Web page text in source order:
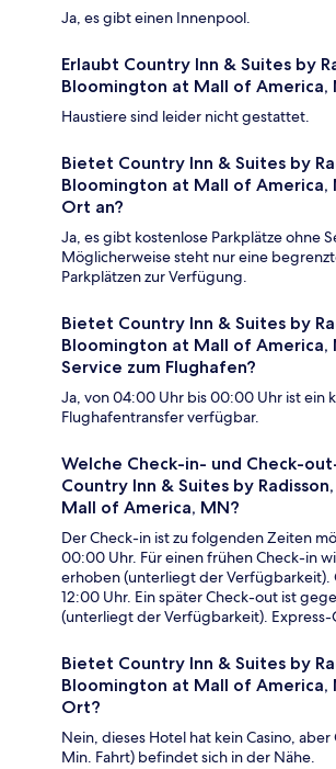
Ja, es gibt einen Innenpool.
Erlaubt Country Inn & Suites by
Bloomington at Mall of America,
Haustiere sind leider nicht gestattet.
Bietet Country Inn & Suites by
Bloomington at Mall of America,
Ort an?
Ja, es gibt kostenlose Parkplätze ohne
Möglicherweise steht nur eine
Parkplätzen zur Verfügung.
Bietet Country Inn & Suites by
Bloomington at Mall of America,
Service zum Flughafen?
Ja, von 04:00 Uhr bis 00:00 Uhr ist ein
Flughafentransfer verfügbar.
Welche Check-in- und Check-
Country Inn & Suites by
Mall of America, MN?
Der Check-in ist zu folgenden Zeiten
00:00 Uhr. Für einen frühen Check-in
erhoben (unterliegt der Verfügbarkeit).
12:00 Uhr. Ein später Check-out ist
(unterliegt der Verfügbarkeit).
Bietet Country Inn & Suites by
Bloomington at Mall of America,
Ort?
Nein, dieses Hotel hat kein Casino,
Min. Fahrt) befindet sich in der Nähe.